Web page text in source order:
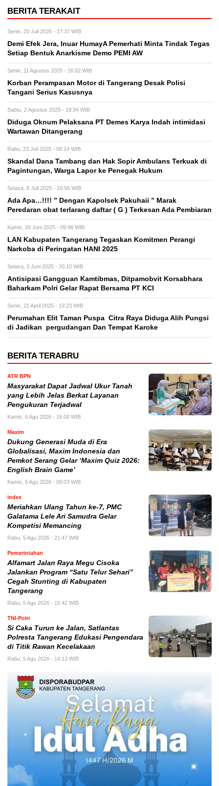
BERITA TERAKAIT
Senin, 20 Juli 2026 - 17:37 WIB
Demi Efek Jera, Inuar HumayA Pemerhati Minta Tindak Tegas
Setiap Bentuk Anarkisme Demo PEMI AW
Senin, 11 Agustus 2025 - 16:02 WIB
Korban Perampasan Motor di Tangerang Desak Polisi
Tangani Serius Kasusnya
Sabtu, 2 Agustus 2025 - 18:34 WIB
Diduga Oknum Pelaksana PT Demes Karya Indah intimidasi
Wartawan Ditangerang
Rabu, 23 Juli 2025 - 08:14 WIB
Skandal Dana Tambang dan Hak Sopir Ambulans Terkuak di
Pagintungan, Warga Lapor ke Penegak Hukum
Selasa, 8 Juli 2025 - 19:56 WIB
Ada Apa…!!!! ” Dengan Kapolsek Pakuhaii ” Marak
Peredaran obat terlarang daftar ( G ) Terkesan Ada Pembiaran
Kamis, 26 Juni 2025 - 09:48 WIB
LAN Kabupaten Tangerang Tegaskan Komitmen Perangi
Narkoba di Peringatan HANI 2025
Selasa, 3 Juni 2025 - 20:10 WIB
Antisipasi Gangguan Kamtibmas, Ditpamobvit Korsabhara
Baharkam Polri Gelar Rapat Bersama PT KCI
Senin, 21 April 2025 - 19:23 WIB
Perumahan Elit Taman Puspa Citra Raya Diduga Alih Pungsi
di Jadikan pergudangan Dan Tempat Karoke
BERITA TERABRU
ATR BPN
Masyarakat Dapat Jadwal Ukur Tanah
yang Lebih Jelas Berkat Layanan
Pengukuran Terjadwal
Kamis, 6 Agu 2026 - 16:00 WIB
Maxim
Dukung Generasi Muda di Era
Globalisasi, Maxim Indonesia dan
Pemkot Serang Gelar ‘Maxim Quiz 2026:
English Brain Game’
Kamis, 6 Agu 2026 - 09:03 WIB
index
Meriahkan Ulang Tahun ke-7, PMC
Galatama Lele Ari Samudra Gelar
Kompetisi Memancing
Rabu, 5 Agu 2026 - 21:47 WIB
Pemerintahan
Alfamart Jalan Raya Megu Cisoka
Jalankan Program “Satu Telur Sehari”
Cegah Stunting di Kabupaten
Tangerang
Rabu, 5 Agu 2026 - 15:42 WIB
TNI-Polri
Si Caka Turun ke Jalan, Satlantas
Polresta Tangerang Edukasi Pengendara
di Titik Rawan Kecelakaan
Rabu, 5 Agu 2026 - 14:13 WIB